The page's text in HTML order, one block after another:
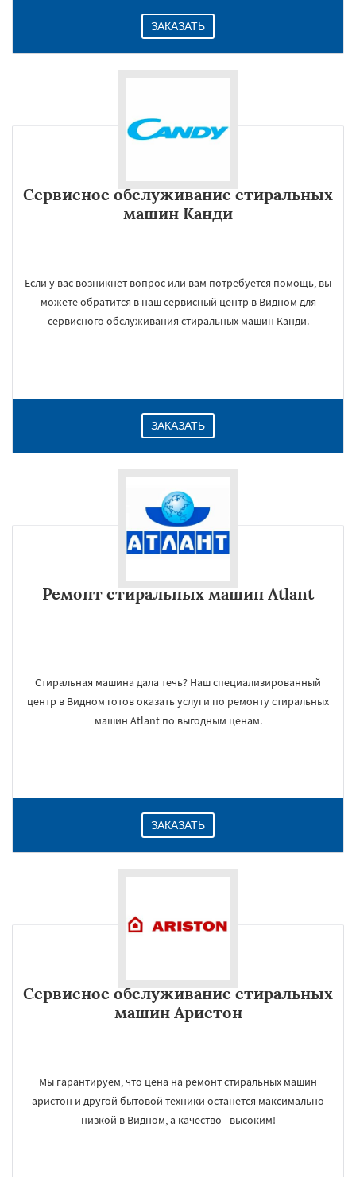
ЗАКАЗАТЬ
Сервисное обслуживание стиральных
машин Канди
Если у вас возникнет вопрос или вам потребуется помощь, вы
можете обратится в наш сервисный центр в Видном для
сервисного обслуживания стиральных машин Канди.
ЗАКАЗАТЬ
Ремонт стиральных машин Atlant
Стиральная машина дала течь? Наш специализированный
центр в Видном готов оказать услуги по ремонту стиральных
машин Atlant по выгодным ценам.
ЗАКАЗАТЬ
Сервисное обслуживание стиральных
машин Аристон
Мы гарантируем, что цена на ремонт стиральных машин
аристон и другой бытовой техники останется максимально
низкой в Видном, а качество - высоким!